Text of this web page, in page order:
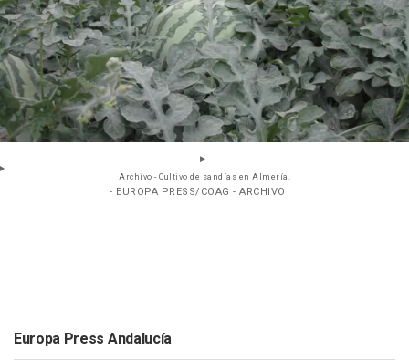
Archivo - Cultivo de sandías en Almería.
- EUROPA PRESS/COAG - ARCHIVO
Europa Press Andalucía